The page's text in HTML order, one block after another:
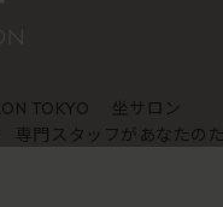
TOKYO
坐サロン
門スタッフがあなたの